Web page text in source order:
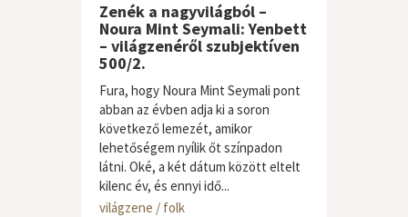
Zenék a nagyvilágból –
Noura Mint Seymali: Yenbett
– világzenéről szubjektíven
500/2.
Fura, hogy Noura Mint Seymali pont
abban az évben adja ki a soron
következő lemezét, amikor
lehetőségem nyílik őt színpadon
látni. Oké, a két dátum között eltelt
kilenc év, és ennyi idő...
világzene / folk